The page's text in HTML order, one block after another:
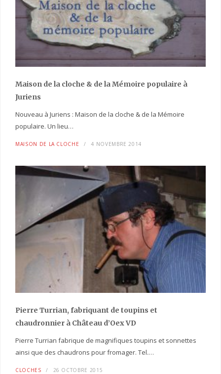
Maison de la cloche & de la Mémoire populaire à
Juriens
Nouveau à Juriens : Maison de la cloche & de la Mémoire
populaire. Un lieu…
MAISON DE LA CLOCHE 4 NOVEMBRE 2014
Pierre Turrian, fabriquant de toupins et
chaudronnier à Château d’Oex VD
Pierre Turrian fabrique de magnifiques toupins et sonnettes
ainsi que des chaudrons pour fromager. Tel.…
CLOCHES 26 OCTOBRE 2015